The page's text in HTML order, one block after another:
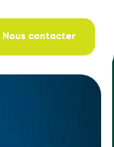
Nous contacter